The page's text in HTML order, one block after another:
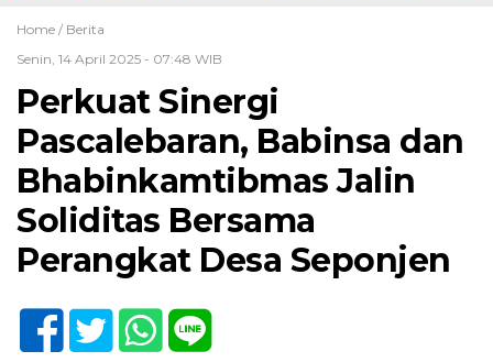
Home / Berita
Senin, 14 April 2025 - 07:48 WIB
Perkuat Sinergi
Pascalebaran, Babinsa dan
Bhabinkamtibmas Jalin
Soliditas Bersama
Perangkat Desa Seponjen